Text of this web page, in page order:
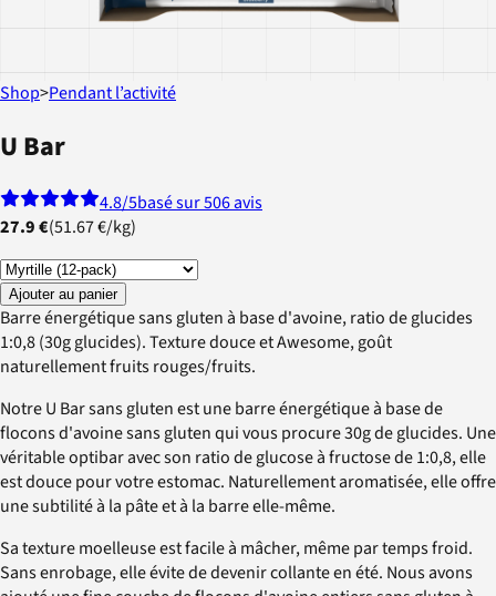
Shop>Pendant l’activité
U Bar
4.8/5basé sur 506 avis
27.9 €(51.67 €/kg)
Ajouter au panier
Barre énergétique sans gluten à base d'avoine, ratio de glucides
1:0,8 (30g glucides). Texture douce et Awesome, goût
naturellement fruits rouges/fruits.
Notre U Bar sans gluten est une barre énergétique à base de
flocons d'avoine sans gluten qui vous procure 30g de glucides. Une
véritable optibar avec son ratio de glucose à fructose de 1:0,8, elle
est douce pour votre estomac. Naturellement aromatisée, elle offre
une subtilité à la pâte et à la barre elle-même.
Sa texture moelleuse est facile à mâcher, même par temps froid.
Sans enrobage, elle évite de devenir collante en été. Nous avons